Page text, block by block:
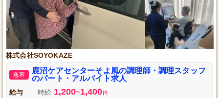
株式会社SOYOKAZE
急募
鹿沼ケアセンターそよ風の調理師・調理スタッフ
のパート・アルバイト求人
給与 時給 1,200~1,400 円